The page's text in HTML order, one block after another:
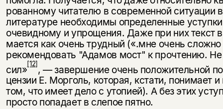
рованному читателю в современной ситуации
литературе необходимы определенные уступки
очевидному и упрощения. Даже при них текст
мается как очень трудный («.мне очень сложно
рекомендовать "Адамов мост" к прочтению. Не
сил»[12], — завершение очень положительной
цензии Е. Морголь, которая, кстати, понимает
том, что имеет дело с уто­пией). А без этих
просто попадает в слепое пятно.